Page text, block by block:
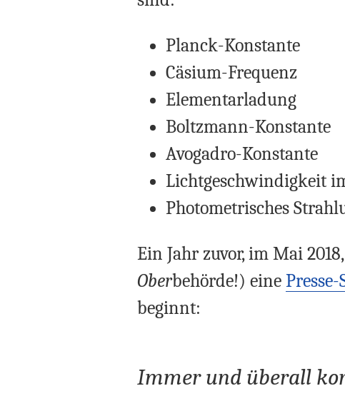
Planck-Konstante
Cäsium-Frequenz
Elementarladung
Boltzmann-Konstante
Avogadro-Konstante
Lichtgeschwindigkeit
Photometrisches
Ein Jahr zuvor, im Mai
Oberbehörde!) eine
beginnt:
Immer und überall